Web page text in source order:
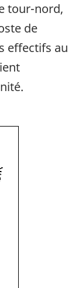
tour-nord,
de
effectifs au